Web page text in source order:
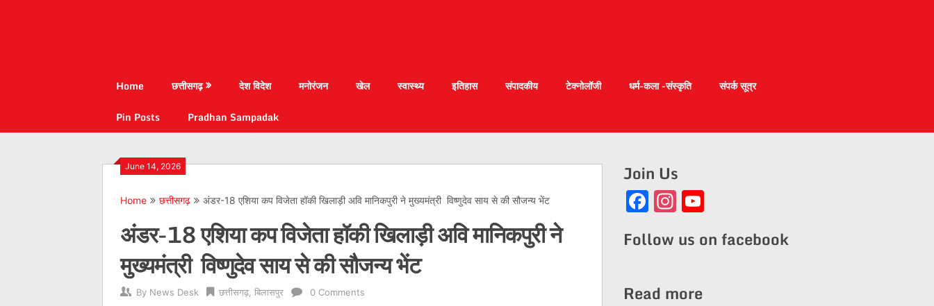
Home छत्तीसगढ़ देश विदेश मनोरंजन खेल स्वास्थ्य इतिहास संपादकीय टेक्नोलॉजी धर्म-कला -संस्कृति
संपर्क सूत्र
Pin Posts
Pradhan Sampadak
June 14, 2026
Home छत्तीसगढ़ अंडर-18 एशिया कप विजेता हॉकी खिलाड़ी अवि मानिकपुरी ने मुख्यमंत्री विष्णुदेव साय से की सौजन्य भेंट
अंडर-18 एशिया कप विजेता हॉकी खिलाड़ी अवि मानिकपुरी ने
मुख्यमंत्री विष्णुदेव साय से की सौजन्य भेंट
By News Desk छत्तीसगढ़ बिलासपुर 0 Comments
Join Us
Facebook
Instagram
Follow us on facebook
Read more